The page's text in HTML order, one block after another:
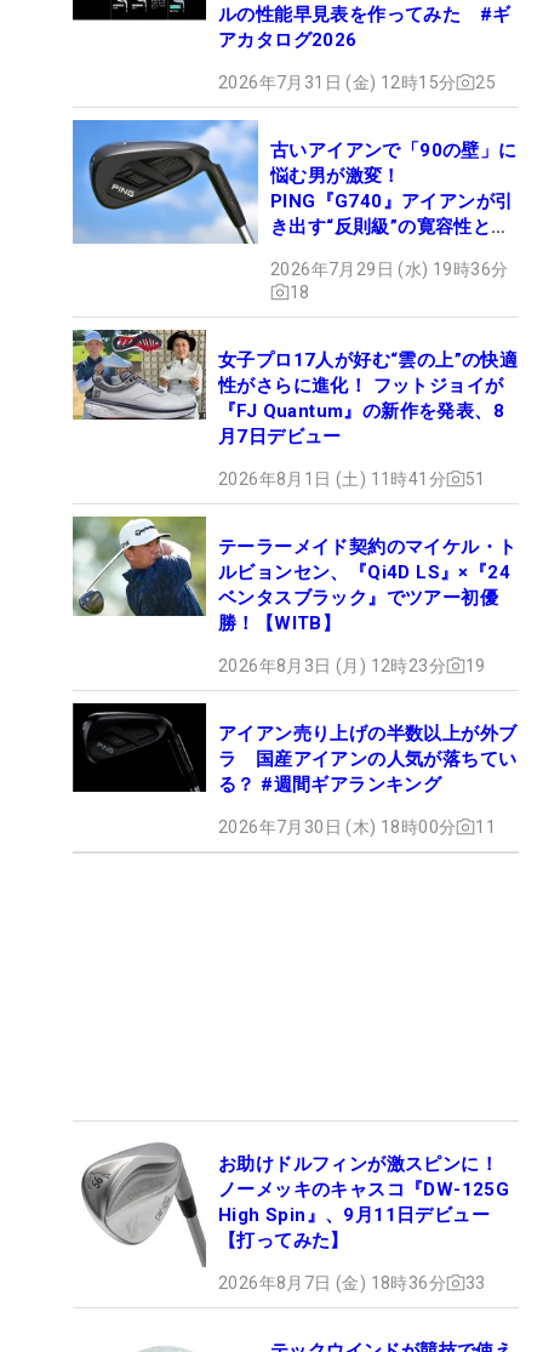
ルの性能早見表を作ってみた #ギ
アカタログ2026
2026年7月31日 (金) 12時15分 25
古いアイアンで「90の壁」に
悩む男が激変！
PING『G740』アイアンが引
き出す“反則級”の寛容性と飛
2026年7月29日 (水) 19時36分
18
女子プロ17人が好む“雲の上”の快適
性がさらに進化！ フットジョイが
『FJ Quantum』の新作を発表、8
月7日デビュー
2026年8月1日 (土) 11時41分 51
テーラーメイド契約のマイケル・ト
ルビョンセン、『Qi4D LS』×『24
ベンタスブラック』でツアー初優
勝！【WITB】
2026年8月3日 (月) 12時23分 19
アイアン売り上げの半数以上が外ブ
ラ 国産アイアンの人気が落ちてい
る？ #週間ギアランキング
2026年7月30日 (木) 18時00分 11
お助けドルフィンが激スピンに！
ノーメッキのキャスコ『DW-125G
High Spin』、9月11日デビュー
【打ってみた】
2026年8月7日 (金) 18時36分 33